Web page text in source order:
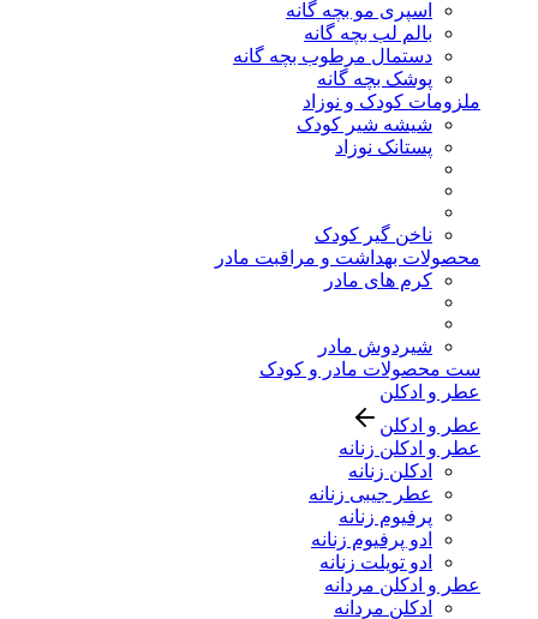
اسپری مو بچه گانه
بالم لب بچه گانه
دستمال مرطوب بچه گانه
پوشک بچه گانه
ملزومات کودک و نوزاد
شیشه شیر کودک
پستانک نوزاد
ناخن گیر کودک
محصولات بهداشت و مراقبت مادر
کرم های مادر
شیردوش مادر
ست محصولات مادر و کودک
عطر و ادکلن
عطر و ادکلن
عطر و ادکلن زنانه
ادکلن زنانه
عطر جیبی زنانه
پرفیوم زنانه
ادو پرفیوم زنانه
ادو تویلت زنانه
عطر و ادکلن مردانه
ادکلن مردانه